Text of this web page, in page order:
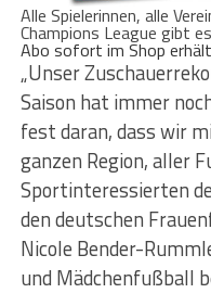
Alle Spielerinnen, alle
Champions League gibt
Abo sofort im Shop
„Unser
Saison hat immer
fest daran, dass wir
ganzen Region, aller
Sportinteressierten
den deutschen
Nicole Bender-
und Mädchenfußball